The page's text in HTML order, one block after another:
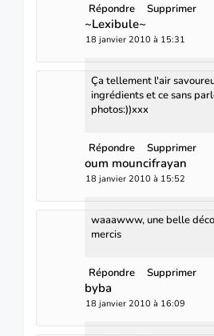
Répondre Supprimer
~Lexibule~
18 janvier 2010 à 15:31
Ça tellement l'air
ingrédients et ce sans
photos:))xxx
Répondre Supprimer
oum mouncifrayan
18 janvier 2010 à 15:52
waaawww, une belle
mercis
Répondre Supprimer
byba
18 janvier 2010 à 16:09